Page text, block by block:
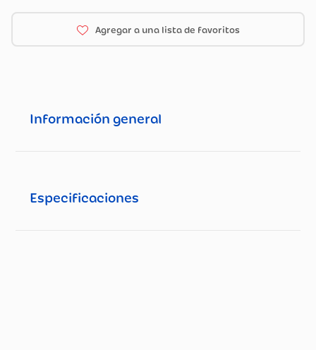
Información general
Especificaciones